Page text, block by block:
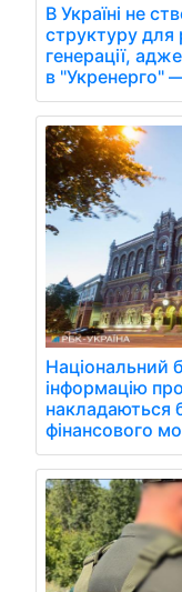
В Україні не
структуру для
генерації,
в "Укренерго"
Національний
інформацію
накладаються
фінансового